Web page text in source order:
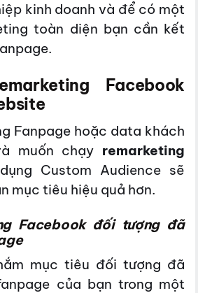
kinh doanh và để có một
toàn diện bạn cần kết
Facebook
Fanpage hoặc data khách
muốn chạy remarketing
Custom Audience sẽ
mục tiêu hiệu quả hơn.
Facebook đối tượng đã
mục tiêu đối tượng đã
của bạn trong một